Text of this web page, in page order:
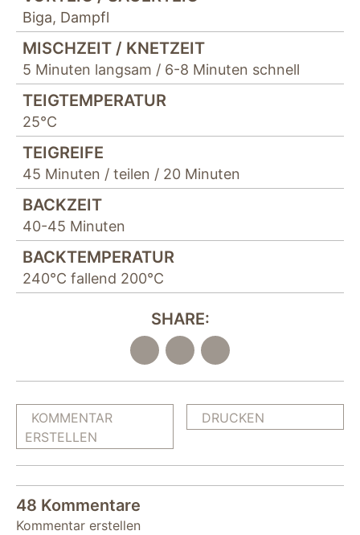
Biga, Dampfl
MISCHZEIT / KNETZEIT
5 Minuten langsam / 6-8 Minuten schnell
TEIGTEMPERATUR
25°C
TEIGREIFE
45 Minuten / teilen / 20 Minuten
BACKZEIT
40-45 Minuten
BACKTEMPERATUR
240°C fallend 200°C
SHARE:
KOMMENTAR
ERSTELLEN
DRUCKEN
48 Kommentare
Kommentar erstellen